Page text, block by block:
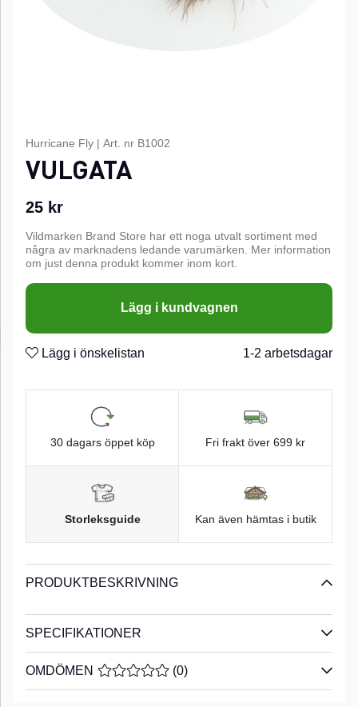
Hurricane Fly | Art. nr B1002
VULGATA
25 kr
Vildmarken Brand Store har ett noga utvalt sortiment med
några av marknadens ledande varumärken. Mer information
om just denna produkt kommer inom kort.
Lägg i kundvagnen
Lägg i önskelistan 1-2 arbetsdagar
30 dagars öppet köp Fri frakt över 699 kr
Storleksguide Kan även hämtas i butik
PRODUKTBESKRIVNING
SPECIFIKATIONER
OMDÖMEN MEDELBETYG 0 AV 5 ANTAL BETYG 0
(0)